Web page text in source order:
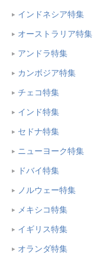
インドネシア特集
オーストラリア特集
アンドラ特集
カンボジア特集
チェコ特集
インド特集
セドナ特集
ニューヨーク特集
ドバイ特集
ノルウェー特集
メキシコ特集
イギリス特集
オランダ特集